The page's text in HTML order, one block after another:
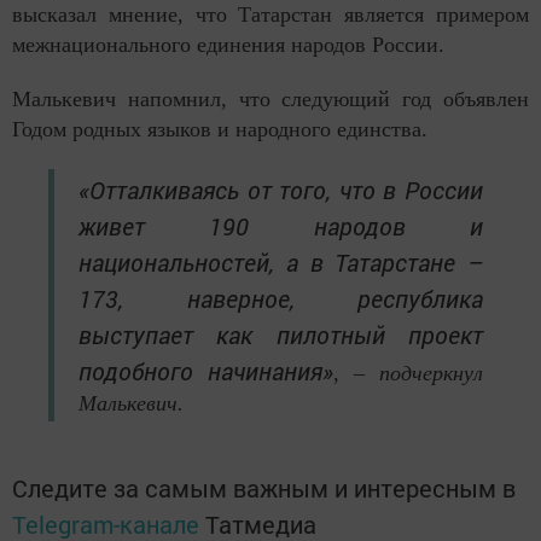
высказал мнение, что Татарстан является примером
межнационального единения народов России.
Малькевич напомнил, что следующий год объявлен
Годом родных языков и народного единства.
«Отталкиваясь от того, что в России
живет 190 народов и
национальностей, а в Татарстане –
173, наверное, республика
выступает как пилотный проект
подобного начинания», – подчеркнул
Малькевич.
Следите за самым важным и интересным в
Telegram-канале Татмедиа